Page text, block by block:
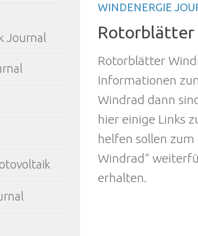
WINDENERGIE
Rotorblätter
Rotorblätter
Informationen
Windrad dann
hier einige Links
helfen sollen
Windrad“
erhalten.
Journal